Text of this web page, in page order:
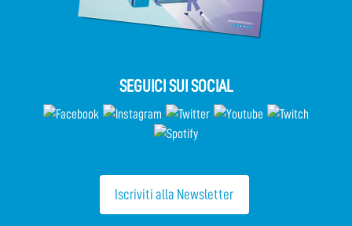
SEGUICI SUI SOCIAL
Iscriviti alla Newsletter